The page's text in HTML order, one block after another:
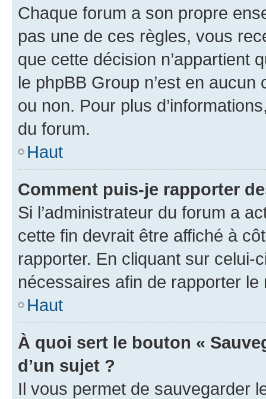
Chaque forum a son propre
pas une de ces règles, vous
que cette décision n’appartient
le phpBB Group n’est en
ou non. Pour plus
du forum.
Haut
Comment puis-je rapporter
Si l’administrateur du forum a
cette fin devrait être affiché à
rapporter. En cliquant sur
nécessaires afin de rapporter le
Haut
À quoi sert le bouton «
d’un sujet ?
Il vous permet de sauvegarder